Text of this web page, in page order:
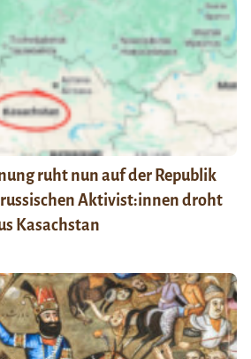
ruht nun auf der Republik
russischen Aktivist:innen droht
Kasachstan